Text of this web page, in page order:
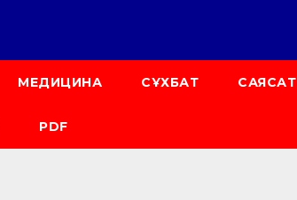
МЕДИЦИНА СҰХБАТ САЯСАТ
PDF